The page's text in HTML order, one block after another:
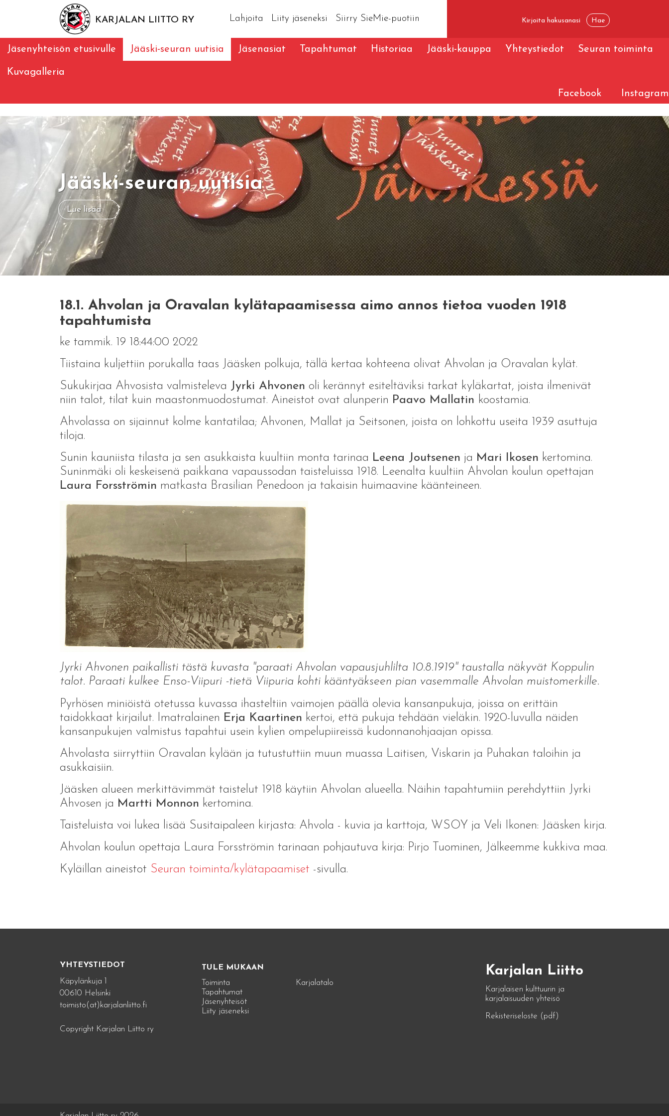
KARJALAN LIITTO RY Lahjoita Liity jäseneksi Siirry SieMie-puotiin
Jäsenyhteisön etusivulle Jääski-seuran uutisia Jäsenasiat Tapahtumat Historiaa Jääski-kauppa Yhteystiedot Seuran toiminta
Kuvagalleria
Facebook Instagram
Jääski-seuran uutisia
Lue lisää
18.1. Ahvolan ja Oravalan kylätapaamisessa aimo annos tietoa vuoden 1918
tapahtumista
ke tammik. 19 18:44:00 2022
Tiistaina kuljettiin porukalla taas Jääsken polkuja, tällä kertaa kohteena olivat Ahvolan ja Oravalan kylät.
Sukukirjaa Ahvosista valmisteleva Jyrki Ahvonen oli kerännyt esiteltäviksi tarkat kyläkartat, joista ilmenivät
niin talot, tilat kuin maastonmuodostumat. Aineistot ovat alunperin Paavo Mallatin koostamia.
Ahvolassa on sijainnut kolme kantatilaa; Ahvonen, Mallat ja Seitsonen, joista on lohkottu useita 1939 asuttuja
tiloja.
Sunin kauniista tilasta ja sen asukkaista kuultiin monta tarinaa Leena Joutsenen ja Mari Ikosen kertomina.
Suninmäki oli keskeisenä paikkana vapaussodan taisteluissa 1918. Leenalta kuultiin Ahvolan koulun opettajan
Laura Forsströmin matkasta Brasilian Penedoon ja takaisin huimaavine käänteineen.
Jyrki Ahvonen paikallisti tästä kuvasta "paraati Ahvolan vapausjuhlilta 10.8.1919" taustalla näkyvät Koppulin
talot. Paraati kulkee Enso-Viipuri -tietä Viipuria kohti kääntyäkseen pian vasemmalle Ahvolan muistomerkille.
Pyrhösen miniöistä otetussa kuvassa ihasteltiin vaimojen päällä olevia kansanpukuja, joissa on erittäin
taidokkaat kirjailut. Imatralainen Erja Kaartinen kertoi, että pukuja tehdään vieläkin. 1920-luvulla näiden
kansanpukujen valmistus tapahtui usein kylien ompelupiireissä kudonnanohjaajan opissa.
Ahvolasta siirryttiin Oravalan kylään ja tutustuttiin muun muassa Laitisen, Viskarin ja Puhakan taloihin ja
asukkaisiin.
Jääsken alueen merkittävimmät taistelut 1918 käytiin Ahvolan alueella. Näihin tapahtumiin perehdyttiin Jyrki
Ahvosen ja Martti Monnon kertomina.
Taisteluista voi lukea lisää Susitaipaleen kirjasta: Ahvola - kuvia ja karttoja, WSOY ja Veli Ikonen: Jääsken kirja.
Ahvolan koulun opettaja Laura Forsströmin tarinaan pohjautuva kirja: Pirjo Tuominen, Jälkeemme kukkiva maa.
Kyläillan aineistot Seuran toiminta/kylätapaamiset -sivulla.
YHTEYSTIEDOT
Käpylänkuja 1
00610 Helsinki
toimisto(at)karjalanliitto.fi
Copyright Karjalan Liitto ry
TULE MUKAAN
Toiminta
Tapahtumat
Jäsenyhteisöt
Liity jäseneksi
Karjalatalo
Karjalan Liitto
Karjalaisen kulttuurin ja
karjalaisuuden yhteisö
Rekisteriseloste (pdf)